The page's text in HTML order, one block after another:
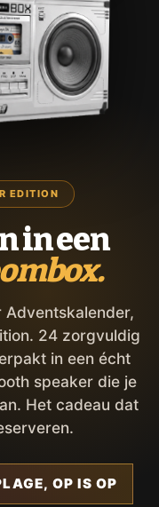
EDITION
in een
Adventskalender,
24 zorgvuldig
in een écht
speaker die je
Het cadeau dat
OP IS OP